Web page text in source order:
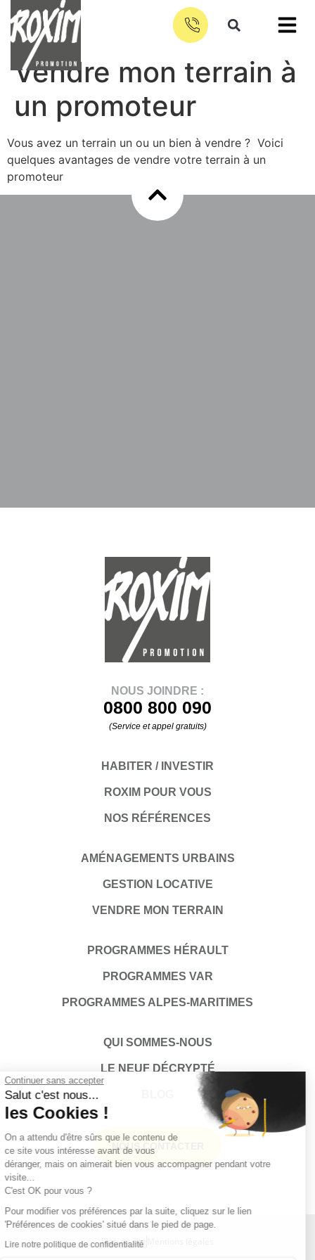
Vendre mon terrain à
un promoteur
Vous avez un terrain un ou un bien à vendre ? Voici
quelques avantages de vendre votre terrain à un
promoteur
NOUS JOINDRE :
0800 800 090
(Service et appel gratuits)
HABITER / INVESTIR
ROXIM POUR VOUS
NOS RÉFÉRENCES
AMÉNAGEMENTS URBAINS
GESTION LOCATIVE
VENDRE MON TERRAIN
PROGRAMMES HÉRAULT
PROGRAMMES VAR
PROGRAMMES ALPES-MARITIMES
QUI SOMMES-NOUS
LE NEUF DÉCRYPTÉ
NOUS CONTACTER
Plan du site
Continuer sans accepter
Salut c'est nous...
les Cookies !
On a attendu d'être sûrs que le contenu de
ce site vous intéresse avant de vous
déranger, mais on aimerait bien vous accompagner pendant votre
visite...
C'est OK pour vous ?
Pour modifier vos préférences par la suite, cliquez sur le lien
'Préférences de cookies' situé dans le pied de page.
Lire notre politique de confidentialité